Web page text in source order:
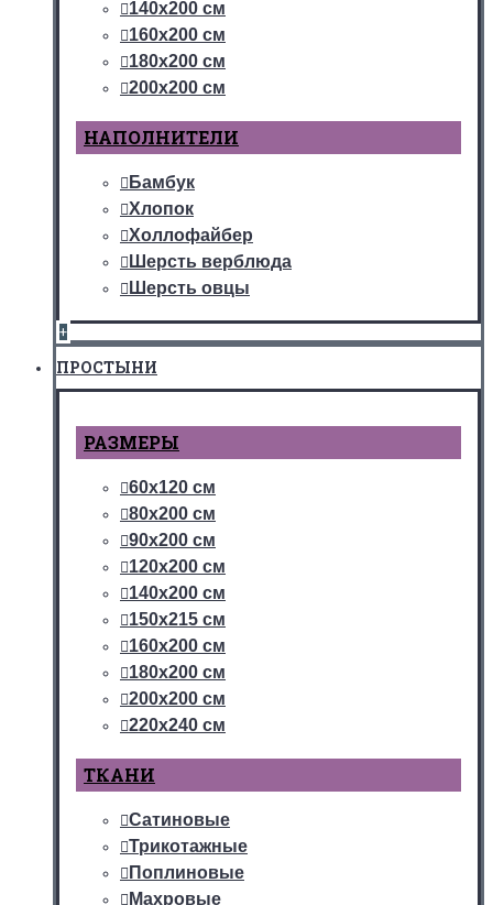
140х200 см
160х200 см
180х200 см
200х200 см
НАПОЛНИТЕЛИ
Бамбук
Хлопок
Холлофайбер
Шерсть верблюда
Шерсть овцы
+
ПРОСТЫНИ
РАЗМЕРЫ
60х120 см
80х200 см
90х200 см
120х200 см
140х200 см
150х215 см
160х200 см
180х200 см
200х200 см
220х240 см
ТКАНИ
Сатиновые
Трикотажные
Поплиновые
Махровые